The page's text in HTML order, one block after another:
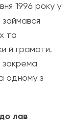
1996 року у
займався
та
й грамоти.
зокрема
одному з
лав